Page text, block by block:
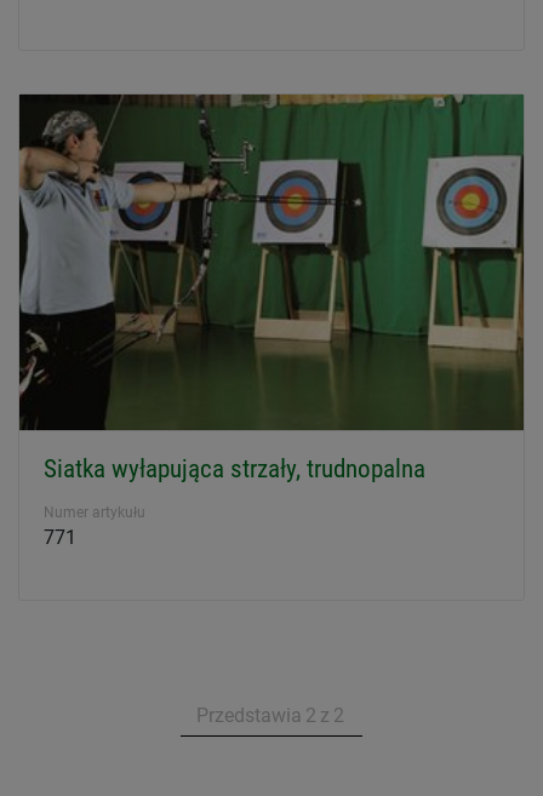
Siatka wyłapująca strzały, trudnopalna
Numer artykułu
771
Przedstawia 2 z 2